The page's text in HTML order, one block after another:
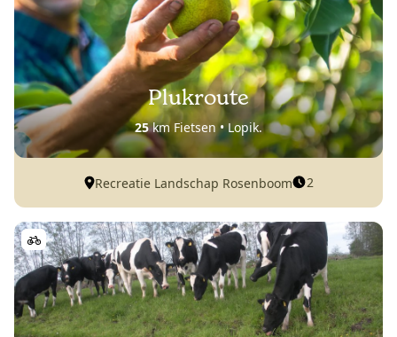
Plukroute
25km Fietsen • Lopik.
Recreatie Landschap Rosenboom 2